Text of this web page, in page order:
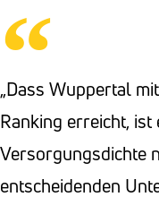
„Dass Wuppertal
Ranking erreicht,
Versorgungsdichte
entscheidenden